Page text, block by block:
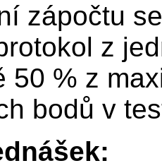
zápočtu
z
50 % z
bodů v